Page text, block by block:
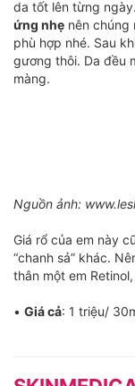
da tốt lên từng
ứng nhẹ nên chúng
phù hợp nhé. Sau
gương thôi. Da đều
màng.
Nguồn ảnh:
Giá rổ của em này
“chanh sả” khác.
thân một em
• Giá cả: 1 triệu/